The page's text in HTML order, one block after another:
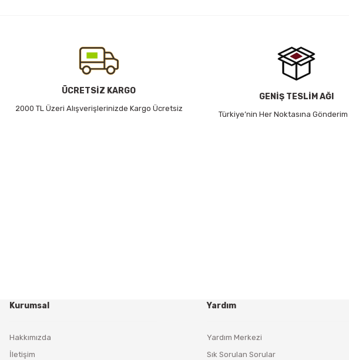
Ürün bilgilerinde hatalar bulunuyor.
Ürün fiyatı diğer sitelerden daha pahalı.
Bu ürüne benzer farklı alternatifler olmalı.
ÜCRETSİZ KARGO
2000 TL Üzeri Alışverişlerinizde Kargo Ücretsiz
GENİŞ TESLİM AĞI
Türkiye’nin Her Noktasına Gönderim
Kurumsal
Hakkımızda
İletişim
Yardım
Yardım Merkezi
Sık Sorulan Sorular